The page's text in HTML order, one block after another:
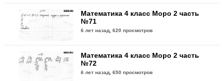
Математика 4 класс Моро 2 часть
№71
6 лет назад,620 просмотров
Математика 4 класс Моро 2 часть
№72
6 лет назад,650 просмотров